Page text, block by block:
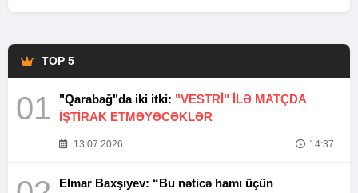
TOP 5
01 "Qarabağ"da iki itki: "VESTRİ" İLƏ MATÇDA
İŞTİRAK ETMƏYƏCƏKLƏR
13.07.2026 14:37
Elmar Baxşıyev: “Bu nəticə hamı üçün